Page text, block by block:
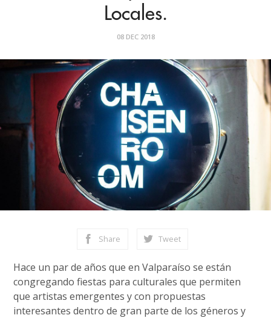
Locales.
08 DEC 2018
Share Tweet
Hace un par de años que en Valparaíso se están
congregando fiestas para culturales que permiten
que artistas emergentes y con propuestas
interesantes dentro de gran parte de los géneros y